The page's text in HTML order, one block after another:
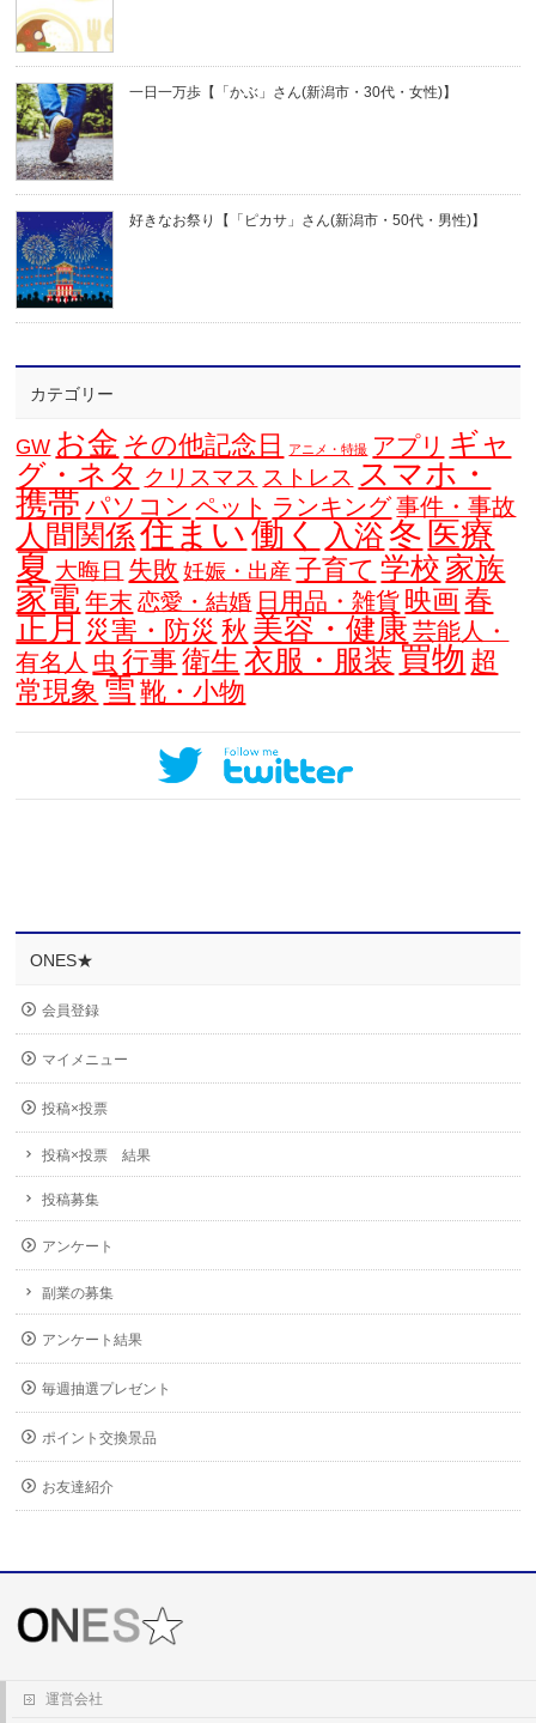
一日一万歩【「かぶ」さん(新潟市・30代・女性)】
好きなお祭り【「ピカサ」さん(新潟市・50代・男性)】
カテゴリー
GW お金 その他記念日 アニメ・特撮 アプリ ギャ
グ・ネタ クリスマス ストレス スマホ・
携帯 パソコン ペット ランキング事件・事故
人間関係住まい 働く 入浴 冬 医療
夏 大晦日 失敗 妊娠・出産 子育て 学校 家族
家電 年末 恋愛・結婚 日用品・雑貨 映画 春
正月 災害・防災 秋 美容・健康 芸能人・
有名人 虫 行事 衛生 衣服・服装 買物 超
常現象 雪 靴・小物
ONES★
会員登録
マイメニュー
投稿×投票
投稿×投票 結果
投稿募集
アンケート
副業の募集
アンケート結果
毎週抽選プレゼント
ポイント交換景品
お友達紹介
運営会社